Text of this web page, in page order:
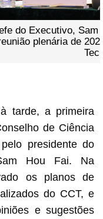
na primeira
de Ciência e
tarde, a primeira
de Ciência
presidente do
Hou Fai. Na
os planos de
do CCT, e
e sugestões